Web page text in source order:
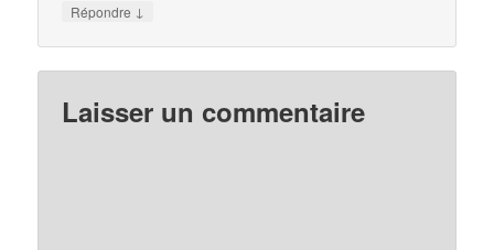
Répondre ↓
Laisser un commentaire